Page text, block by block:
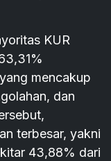
KUR
mencakup
dan
terbesar, yakni
43,88% dari